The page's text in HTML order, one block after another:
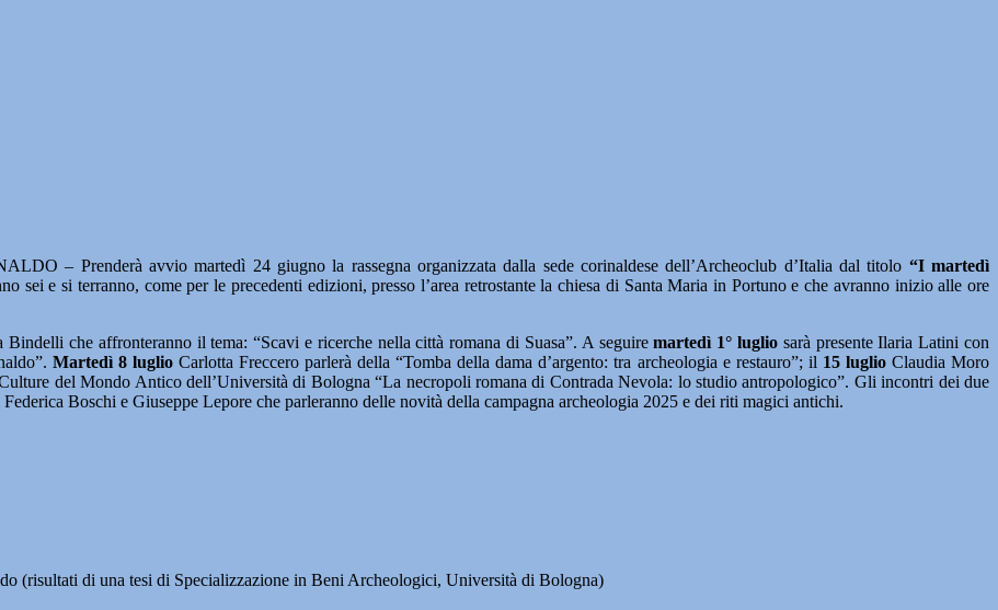
– Prenderà avvio martedì 24 giugno la rassegna organizzata dalla sede corinaldese dell’Archeoclub d’Italia dal titolo “I martedì
sei e si terranno, come per le precedenti edizioni, presso l’area retrostante la chiesa di Santa Maria in Portuno e che avranno inizio alle ore
che affronteranno il tema: “Scavi e ricerche nella città romana di Suasa”. A seguiremartedì 1° lugliosarà presente Ilaria Latini con
Martedì 8 luglioCarlotta Freccero parlerà della “Tomba della dama d’argento: tra archeologia e restauro”; il 15 luglioClaudia Moro
del Mondo Antico dell’Università di Bologna “La necropoli romana di Contrada Nevola: lo studio antropologico”. Gli incontri dei due
Boschi e Giuseppe Lepore che parleranno delle novità della campagna archeologia 2025 e dei riti magici antichi.
(risultati di una tesi di Specializzazione in Beni Archeologici, Università di Bologna)